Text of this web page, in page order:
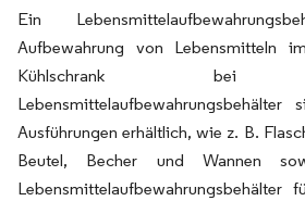
Ein
Aufbewahrung von Lebensmitteln
Kühlschrank bei
Lebensmittelaufbewahrungsbehälter
Ausführungen erhältlich, wie z. B.
Beutel, Becher und Wannen
Lebensmittelaufbewahrungsbehälter